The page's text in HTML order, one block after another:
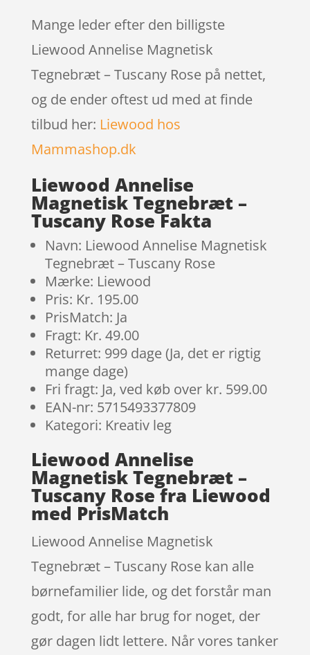
Mange leder efter den billigste
Liewood Annelise Magnetisk
Tegnebræt – Tuscany Rose på nettet,
og de ender oftest ud med at finde
tilbud her: Liewood hos
Mammashop.dk
Liewood Annelise
Magnetisk Tegnebræt –
Tuscany Rose Fakta
Navn: Liewood Annelise Magnetisk
Tegnebræt – Tuscany Rose
Mærke: Liewood
Pris: Kr. 195.00
PrisMatch: Ja
Fragt: Kr. 49.00
Returret: 999 dage (Ja, det er rigtig
mange dage)
Fri fragt: Ja, ved køb over kr. 599.00
EAN-nr: 5715493377809
Kategori: Kreativ leg
Liewood Annelise
Magnetisk Tegnebræt –
Tuscany Rose fra Liewood
med PrisMatch
Liewood Annelise Magnetisk
Tegnebræt – Tuscany Rose kan alle
børnefamilier lide, og det forstår man
godt, for alle har brug for noget, der
gør dagen lidt lettere. Når vores tanker